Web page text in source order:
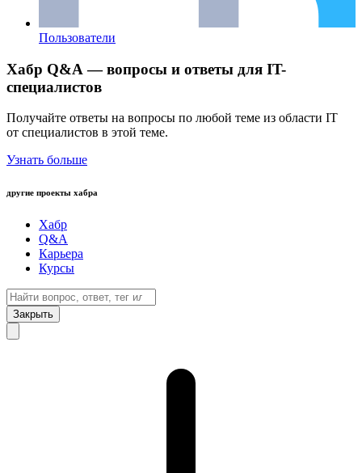
Пользователи
Хабр Q&A — вопросы и ответы для IT-
специалистов
Получайте ответы на вопросы по любой теме из области IT
от специалистов в этой теме.
Узнать больше
другие проекты хабра
Хабр
Q&A
Карьера
Курсы
Закрыть